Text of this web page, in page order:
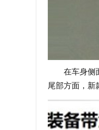
在车身侧面
尾部方面，新